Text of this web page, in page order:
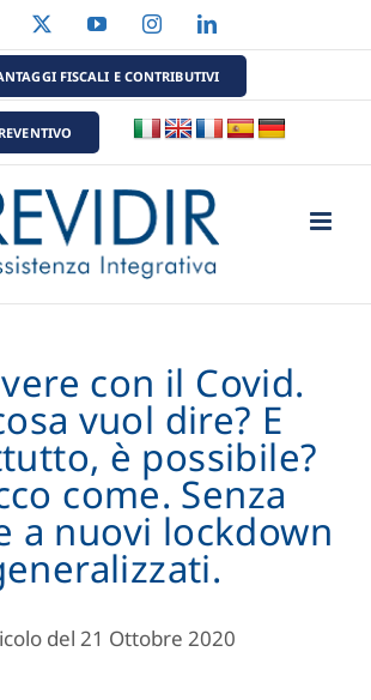
Facebook YouTubeInstagramLinkedIn
FISCALI E CONTRIBUTIVI
con il Covid.
vuol dire? E
è possibile?
come. Senza
a nuovi lockdown
del 21 Ottobre 2020